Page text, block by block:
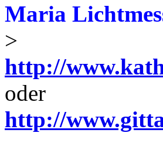
Maria
>
http://
oder
http://